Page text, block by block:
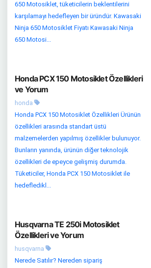
650 Motosiklet, tüketicilerin beklentilerini
karşılamayı hedefleyen bir üründür. Kawasaki
Ninja 650 Motosiklet Fiyatı Kawasaki Ninja
650 Motosi...
Honda PCX 150 Motosiklet Özellikleri
ve Yorum
honda
Honda PCX 150 Motosiklet Özellikleri Ürünün
özellikleri arasında standart üstü
malzemelerden yapılmış özellikler bulunuyor.
Bunların yanında, ürünün diğer teknolojik
özellikleri de epeyce gelişmiş durumda.
Tüketiciler, Honda PCX 150 Motosiklet ile
hedefledikl...
Husqvarna TE 250i Motosiklet
Özellikleri ve Yorum
husqvarna
Nerede Satılır? Nereden sipariş